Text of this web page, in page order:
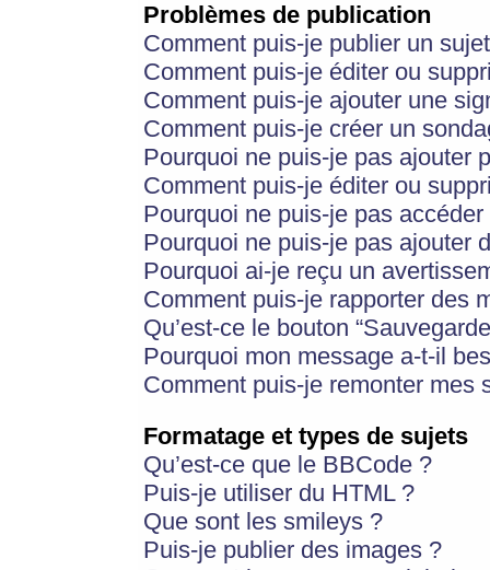
Problèmes de publication
Comment puis-je publier un
Comment puis-je éditer ou
Comment puis-je ajouter une
Comment puis-je créer un
Pourquoi ne puis-je pas ajouter
Comment puis-je éditer ou
Pourquoi ne puis-je pas
Pourquoi ne puis-je pas ajouter
Pourquoi ai-je reçu un
Comment puis-je rapporter des
Qu’est-ce le bouton
Pourquoi mon message a-t-il
Comment puis-je remonter mes
Formatage et types de sujets
Qu’est-ce que le BBCode ?
Puis-je utiliser du HTML ?
Que sont les smileys ?
Puis-je publier des images ?